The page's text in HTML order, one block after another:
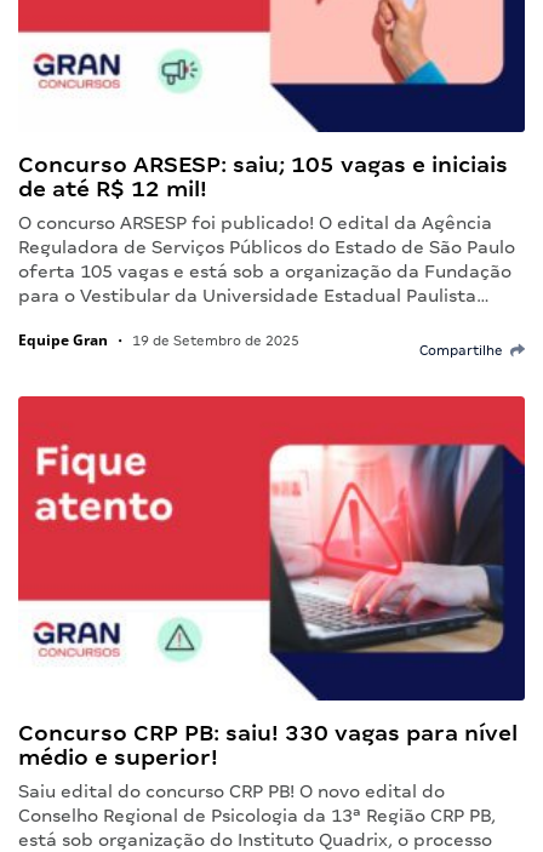
Concurso ARSESP: saiu; 105 vagas e iniciais
de até R$ 12 mil!
O concurso ARSESP foi publicado! O edital da Agência
Reguladora de Serviços Públicos do Estado de São Paulo
oferta 105 vagas e está sob a organização da Fundação
para o Vestibular da Universidade Estadual Paulista…
Equipe Gran • 19 de Setembro de 2025
Compartilhe
Concurso CRP PB: saiu! 330 vagas para nível
médio e superior!
Saiu edital do concurso CRP PB! O novo edital do
Conselho Regional de Psicologia da 13ª Região CRP PB,
está sob organização do Instituto Quadrix, o processo